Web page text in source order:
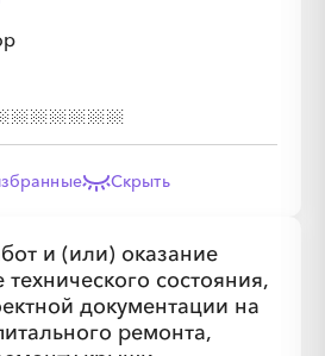
Скрыть
и (или) оказание
технического состояния,
документации на
ремонта,